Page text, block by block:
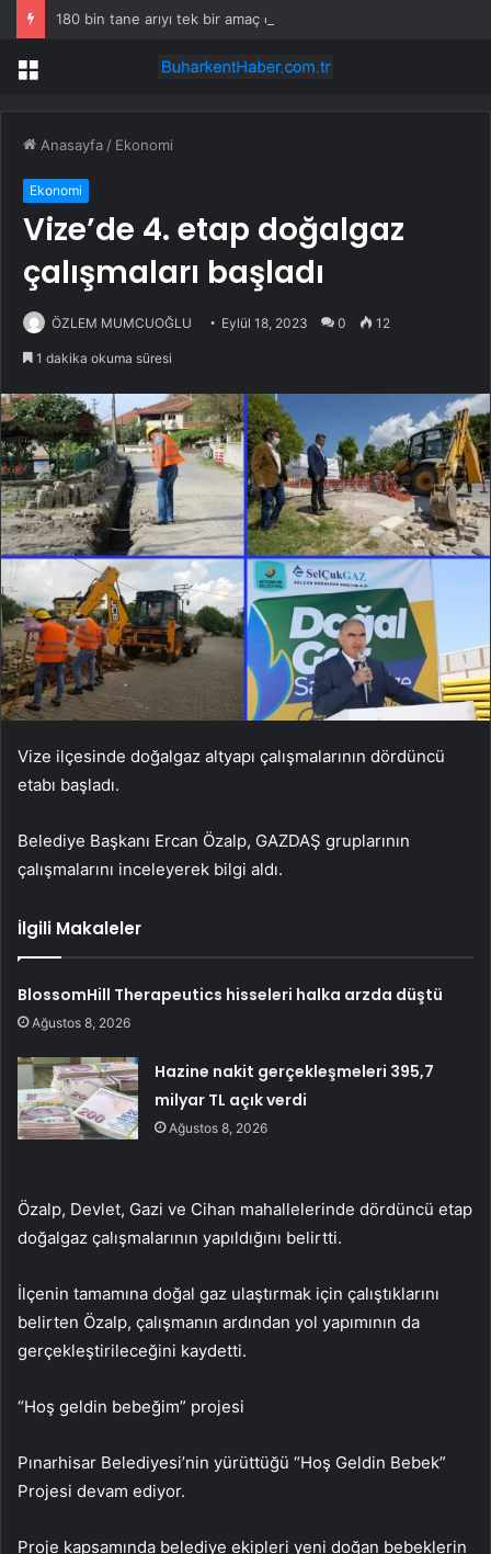
180 bin tane arıyı tek bir amaç doğaya saldılar
Menü
Anasayfa / Ekonomi
Ekonomi
Vize’de 4. etap doğalgaz
çalışmaları başladı
ÖZLEM MUMCUOĞLU Eylül 18, 2023 0 12
1 dakika okuma süresi
Vize ilçesinde doğalgaz altyapı çalışmalarının dördüncü
etabı başladı.
Belediye Başkanı Ercan Özalp, GAZDAŞ gruplarının
çalışmalarını inceleyerek bilgi aldı.
İlgili Makaleler
BlossomHill Therapeutics hisseleri halka arzda düştü
Ağustos 8, 2026
Hazine nakit gerçekleşmeleri 395,7
milyar TL açık verdi
Ağustos 8, 2026
Özalp, Devlet, Gazi ve Cihan mahallelerinde dördüncü etap
doğalgaz çalışmalarının yapıldığını belirtti.
İlçenin tamamına doğal gaz ulaştırmak için çalıştıklarını
belirten Özalp, çalışmanın ardından yol yapımının da
gerçekleştirileceğini kaydetti.
“Hoş geldin bebeğim” projesi
Pınarhisar Belediyesi’nin yürüttüğü “Hoş Geldin Bebek”
Projesi devam ediyor.
Proje kapsamında belediye ekipleri yeni doğan bebeklerin